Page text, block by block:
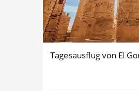
Tagesausflug von El